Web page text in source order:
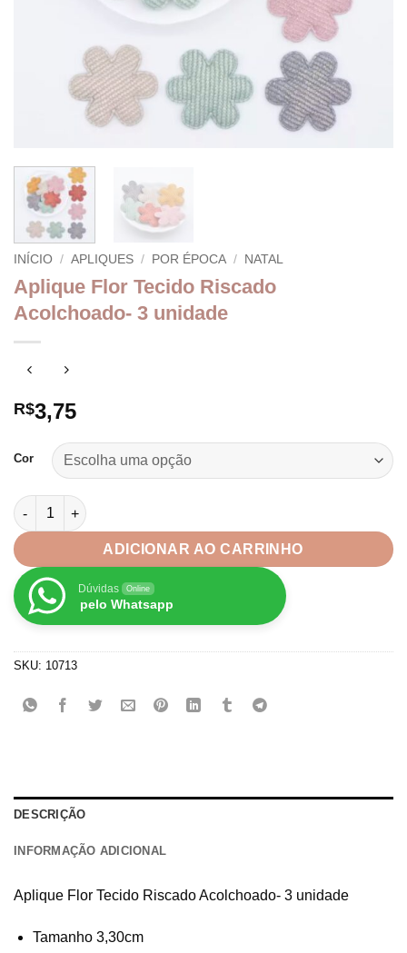
INÍCIO / APLIQUES / POR ÉPOCA / NATAL
Aplique Flor Tecido Riscado
Acolchoado- 3 unidade
R$3,75
Cor
Aplique Flor Tecido Riscado Acolchoado- 3 unidade
ADICIONAR AO CARRINHO
Dúvidas Online
pelo Whatsapp
SKU: 10713
DESCRIÇÃO
INFORMAÇÃO ADICIONAL
Aplique Flor Tecido Riscado Acolchoado- 3 unidade
Tamanho 3,30cm